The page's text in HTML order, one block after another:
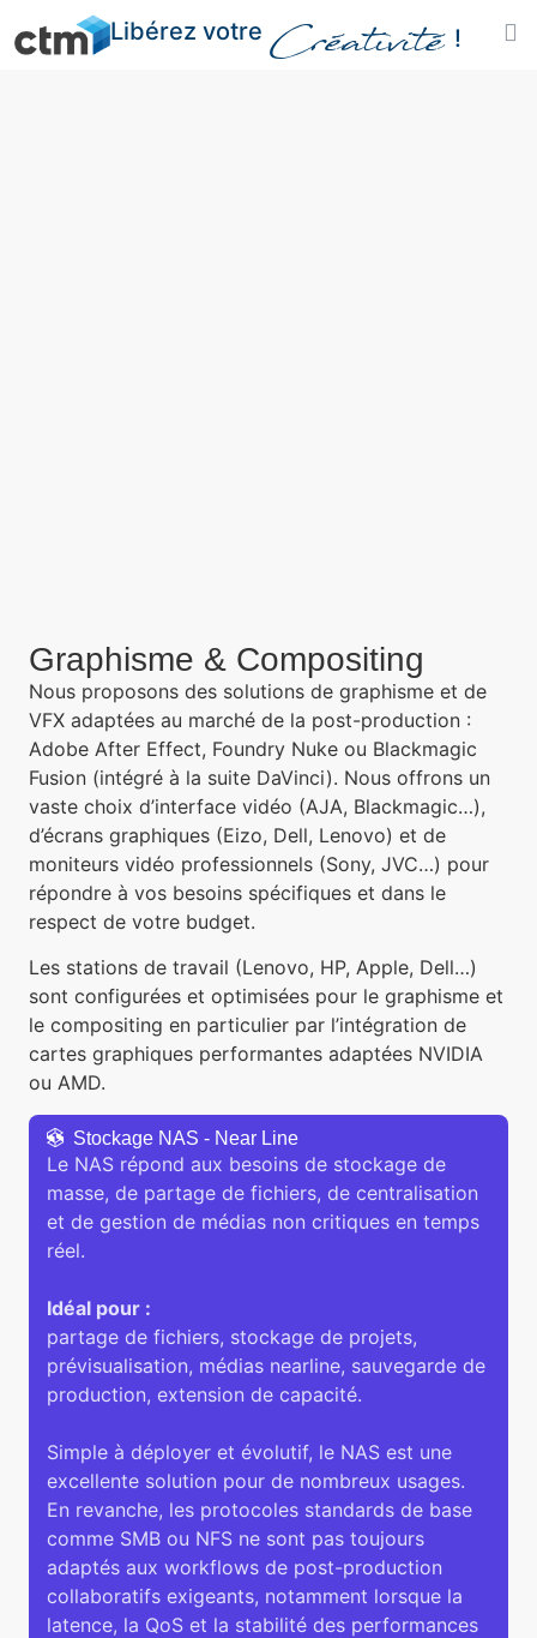
Libérez votre Créativité !
Graphisme & Compositing
Nous proposons des solutions de graphisme et de
VFX adaptées au marché de la post-production :
Adobe After Effect, Foundry Nuke ou Blackmagic
Fusion (intégré à la suite DaVinci). Nous offrons un
vaste choix d’interface vidéo (AJA, Blackmagic…),
d’écrans graphiques (Eizo, Dell, Lenovo) et de
moniteurs vidéo professionnels (Sony, JVC…) pour
répondre à vos besoins spécifiques et dans le
respect de votre budget.
Les stations de travail (Lenovo, HP, Apple, Dell…)
sont configurées et optimisées pour le graphisme et
le compositing en particulier par l’intégration de
cartes graphiques performantes adaptées NVIDIA
ou AMD.
Stockage NAS - Near Line
Le NAS répond aux besoins de stockage de
masse, de partage de fichiers, de centralisation
et de gestion de médias non critiques en temps
réel.
Idéal pour :
partage de fichiers, stockage de projets,
prévisualisation, médias nearline, sauvegarde de
production, extension de capacité.
Simple à déployer et évolutif, le NAS est une
excellente solution pour de nombreux usages.
En revanche, les protocoles standards de base
comme SMB ou NFS ne sont pas toujours
adaptés aux workflows de post-production
collaboratifs exigeants, notamment lorsque la
latence, la QoS et la stabilité des performances